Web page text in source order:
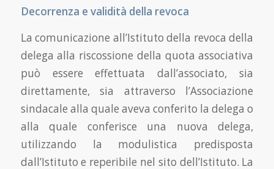
Decorrenza e validità della revoca
La comunicazione all’Istituto della revoca della
delega alla riscossione della quota associativa
può essere effettuata dall’associato, sia
direttamente, sia attraverso l’Associazione
sindacale alla quale aveva conferito la delega o
alla quale conferisce una nuova delega,
utilizzando la modulistica predisposta
dall’Istituto e reperibile nel sito dell’Istituto. La